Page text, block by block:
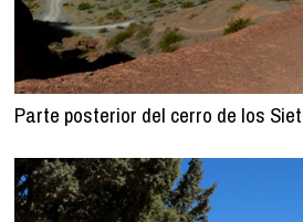
Parte posterior del cerro de los